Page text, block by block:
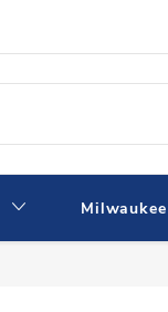
Milwaukee